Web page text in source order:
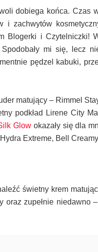
dobiega końca. Czas
i zachwytów
Blogerki i Czytelniczki!
Spodobały mi się, lecz
pędzel kabuki,
matujący – Rimmel
podkład Lirene City
Glow okazały się dla
Extreme, Bell
świetny krem
oraz zupełnie